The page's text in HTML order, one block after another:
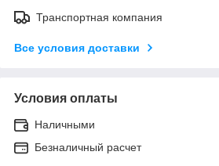
Транспортная компания
Все условия доставки
Условия оплаты
Наличными
Безналичный расчет